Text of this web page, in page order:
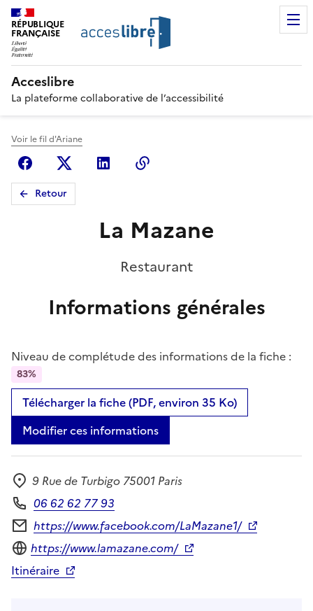
RÉPUBLIQUE
FRANÇAISE
Acceslibre
La plateforme collaborative de l’accessibilité
Voir le fil d'Ariane
FacebookX (anciennement Twitter)
Linkedin
Retour
La Mazane
Restaurant
Informations générales
Niveau de complétude des informations de la fiche :
83%
Télécharger la fiche (PDF, environ 35 Ko)
Modifier ces informations
Adresse
9 Rue de Turbigo 75001 Paris
Téléphone
06 62 62 77 93
Formulaire de contact
https://www.facebook.com/LaMazane1/
Site internet
https://www.lamazane.com/
Itinéraire